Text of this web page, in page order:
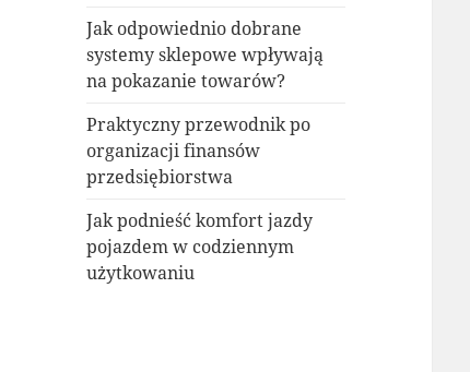
Jak odpowiednio dobrane
systemy sklepowe wpływają
na pokazanie towarów?
Praktyczny przewodnik po
organizacji finansów
przedsiębiorstwa
Jak podnieść komfort jazdy
pojazdem w codziennym
użytkowaniu